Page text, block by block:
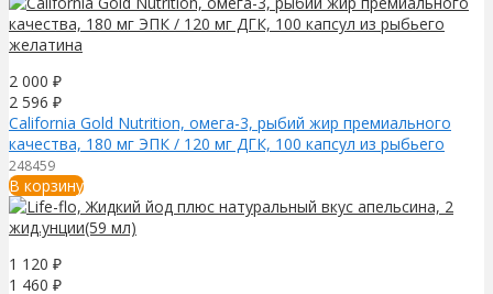
2 000 ₽
2 596 ₽
California Gold Nutrition, омега-3, рыбий жир премиального
качества, 180 мг ЭПК / 120 мг ДГК, 100 капсул из рыбьего
желатина
248459
В корзину
1 120 ₽
1 460 ₽